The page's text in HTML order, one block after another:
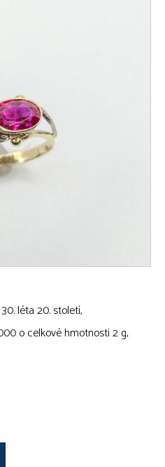
léta 20. století,
o celkové hmotnosti 2 g,